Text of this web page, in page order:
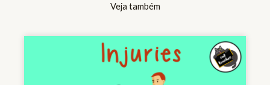
Veja também